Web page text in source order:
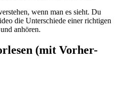
wenn man es sieht. Du
die Unterschiede einer richtigen
anhören.
(mit Vorher-